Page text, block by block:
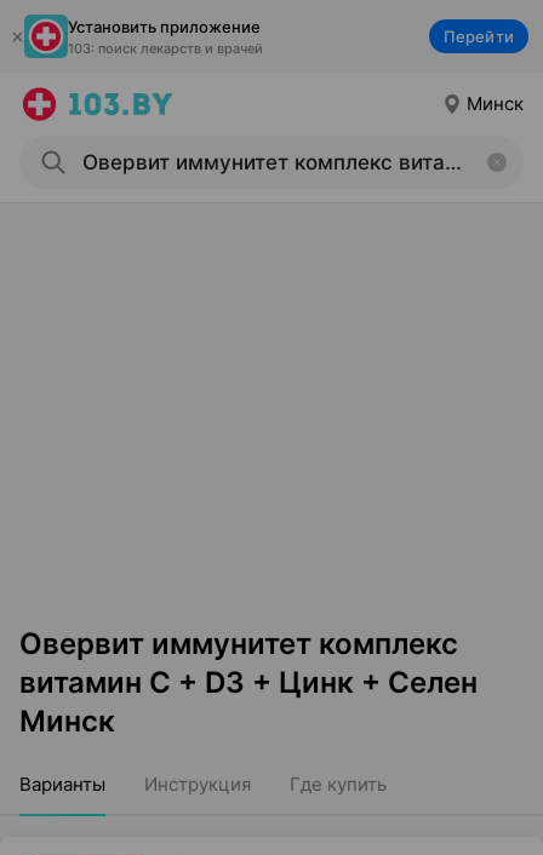
Установить приложение
103: поиск лекарств и врачей
Перейти
Минск
Овервит иммунитет комплекс
витамин С + D3 + Цинк + Селен
Минск
Варианты Инструкция Где купить